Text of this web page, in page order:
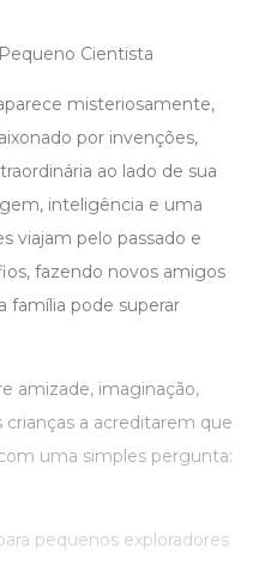
Cientista
misteriosamente,
por invenções,
ao lado de sua
inteligência e uma
viajam pelo passado e
fazendo novos amigos
família pode superar
amizade, imaginação,
a acreditarem que
uma simples pergunta:
pequenos exploradores